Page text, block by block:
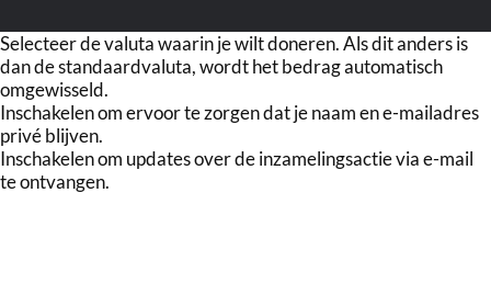
Selecteer de valuta waarin je wilt doneren. Als dit anders is
dan de standaardvaluta, wordt het bedrag automatisch
omgewisseld.
Inschakelen om ervoor te zorgen dat je naam en e-mailadres
privé blijven.
Inschakelen om updates over de inzamelingsactie via e-mail
te ontvangen.